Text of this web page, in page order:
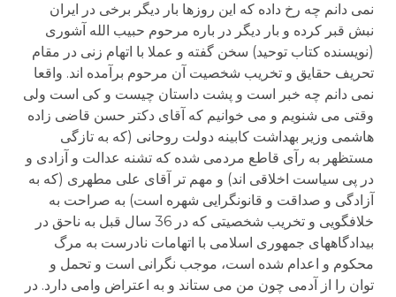
نمی دانم چه رخ داده که این روزها بار دیگر برخی در ایران
نبش قبر کرده و بار دیگر در باره مرحوم حبیب الله آشوری
(نویسنده کتاب توحید) سخن گفته و عملا با اتهام زنی در مقام
تحریف حقایق و تخریب شخصیت آن مرحوم برآمده اند. واقعا
نمی دانم چه خبر است و پشت داستان چیست و کی است ولی
وقتی می شنویم و می خوانیم که آقای دکتر حسن قاضی زاده
هاشمی وزیر بهداشت کابینه دولت روحانی (که به تازگی
مستظهر به رآی قاطع مردمی شده که تشنه عدالت و آزادی و
در پی سیاست اخلاقی اند) و مهم تر آقای علی مطهری (که به
آزادگی و صداقت و قانونگرایی شهره است) به صراحت به
خلافگویی و تخریب شخصیتی که در 36 سال قبل به ناحق در
بیدادگاههای جمهوری اسلامی با اتهامات نادرست به مرگ
محکوم و اعدام شده است، موجب نگرانی است و تحمل و
توان را از آدمی چون من می ستاند و به اعتراض وامی دارد. در